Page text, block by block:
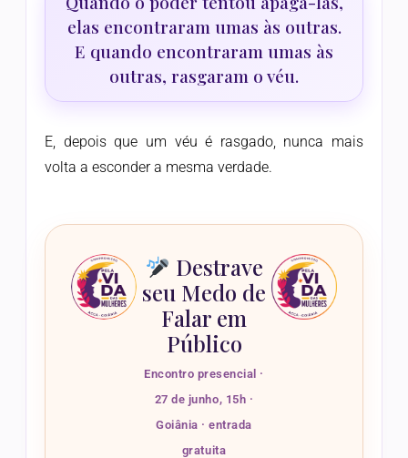
elas encontraram umas às outras.
E quando encontraram umas às
outras, rasgaram o véu.
E, depois que um véu é rasgado, nunca mais
volta a esconder a mesma verdade.
Destrave
seu Medo de
Falar em
Público
Encontro presencial ·
27 de junho, 15h ·
Goiânia · entrada
gratuita